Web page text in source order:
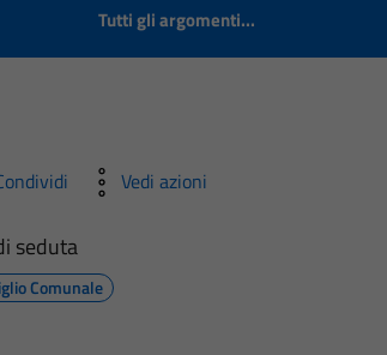
Tutti gli argomenti...
Vedi azioni
seduta
Comunale